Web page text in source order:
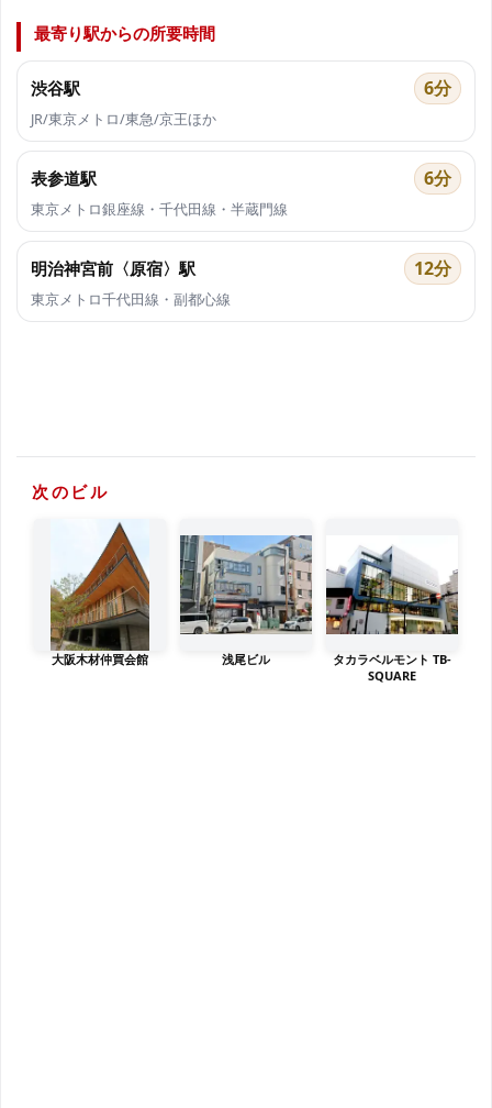
最寄り駅からの所要時間
渋谷駅 6分
JR/東京メトロ/東急/京王ほか
表参道駅 6分
東京メトロ銀座線・千代田線・半蔵門線
明治神宮前〈原宿〉駅 12分
東京メトロ千代田線・副都心線
次のビル
大阪木材仲買会館 浅尾ビル
タカラベルモント TB-
SQUARE